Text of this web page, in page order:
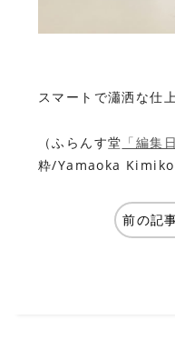
スマートで瀟洒な仕
（ふらんす堂 「編集
粋/Yamaoka Kimiko
前の記